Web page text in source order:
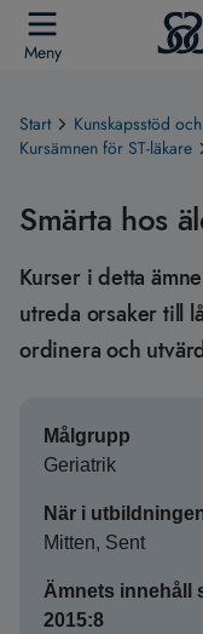
Meny
Start Kunskapsstöd
Kursämnen för ST-läkare
Smärta hos
Kurser i detta
utreda orsaker till
ordinera och
Målgrupp
Geriatrik
När i
Mitten, Sent
Ämnets innehåll
2015:8